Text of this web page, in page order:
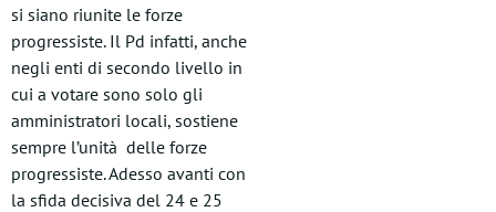
si siano riunite le forze
progressiste. Il Pd infatti, anche
negli enti di secondo livello in
cui a votare sono solo gli
amministratori locali, sostiene
sempre l’unità delle forze
progressiste. Adesso avanti con
la sfida decisiva del 24 e 25